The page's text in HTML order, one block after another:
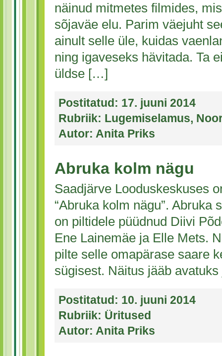
näinud mitmetes filmides,
sõjaväe elu. Parim väejuht
ainult selle üle, kuidas
ning igaveseks hävitada. Ta
üldse […]
Postitatud: 17. juuni 2014
Rubriik: Lugemiselamus,
Autor: Anita Priks
Abruka kolm nägu
Saadjärve Looduskeskuses
“Abruka kolm nägu”. Abruka
on piltidele püüdnud Diivi
Ene Lainemäe ja Elle Mets.
pilte selle omapärase saare
sügisest. Näitus jääb
Postitatud: 10. juuni 2014
Rubriik: Üritused
Autor: Anita Priks